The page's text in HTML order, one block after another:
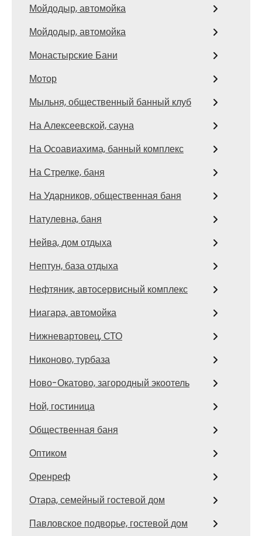
Мойдодыр, автомойка
Мойдодыр, автомойка
Монастырские Бани
Мотор
Мыльня, общественный банный клуб
На Алексеевской, сауна
На Осоавиахима, банный комплекс
На Стрелке, баня
На Ударников, общественная баня
Натулевна, баня
Нейва, дом отдыха
Нептун, база отдыха
Нефтяник, автосервисный комплекс
Ниагара, автомойка
Нижневартовец, СТО
Никоново, турбаза
Ново-Окатово, загородный экоотель
Ной, гостиница
Общественная баня
Оптиком
Оренреф
Отара, семейный гостевой дом
Павловское подворье, гостевой дом